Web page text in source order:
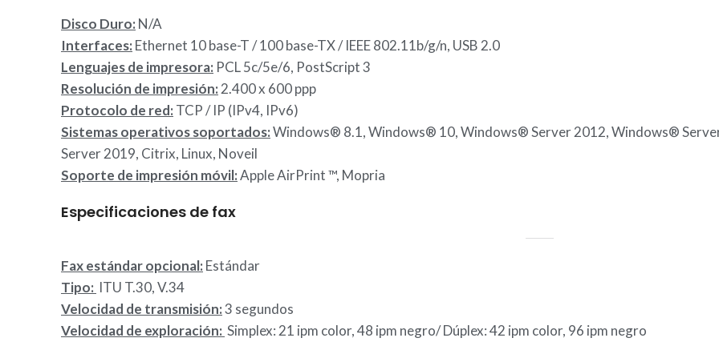
Disco Duro: N/A
Interfaces: Ethernet 10 base-T / 100 base-TX / IEEE 802.11b/g/n, USB 2.0
Lenguajes de impresora: PCL 5c/5e/6, PostScript 3
Resolución de impresión: 2.400 x 600 ppp
Protocolo de red: TCP / IP (IPv4, IPv6)
Sistemas operativos soportados:Windows® 8.1, Windows® 10, Windows® Server 2012, Windows®
Server 2019, Citrix, Linux, Noveil
Soporte de impresión móvil:Apple AirPrint ™, Mopria
Especificaciones de fax
Fax estándar opcional: Estándar
Tipo: ITU T.30, V.34
Velocidad de transmisión:3 segundos
Velocidad de exploración: Simplex: 21 ipm color, 48 ipm negro/ Dúplex: 42 ipm color, 96 ipm negro